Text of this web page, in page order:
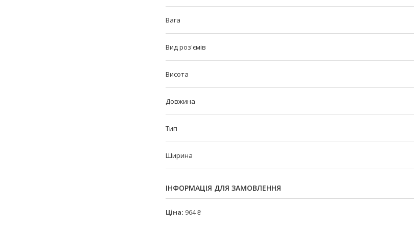
Вага
Вид роз'ємів
Висота
Довжина
Тип
Ширина
ІНФОРМАЦІЯ ДЛЯ ЗАМОВЛЕННЯ
Ціна: 964 ₴